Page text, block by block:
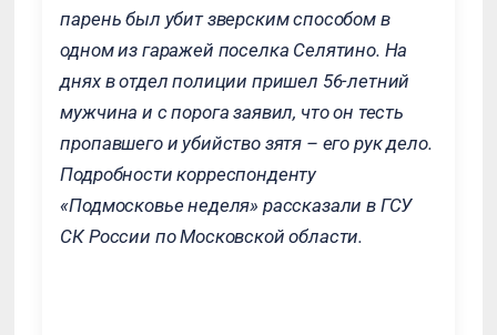
парень был убит зверским способом в
одном из гаражей поселка Селятино. На
днях в отдел полиции пришел 56-летний
мужчина и с порога заявил, что он тесть
пропавшего и убийство зятя – его рук дело.
Подробности корреспонденту
«Подмосковье неделя» рассказали в ГСУ
СК России по Московской области.